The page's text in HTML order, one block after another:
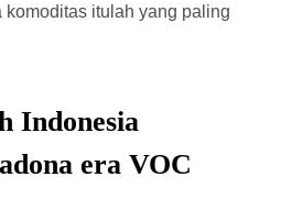
itulah yang paling
Indonesia
era VOC